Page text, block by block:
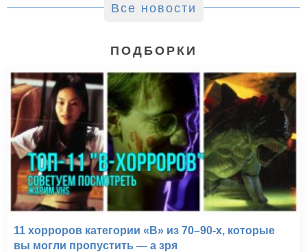
Все новости
ПОДБОРКИ
11 хорроров категории «B» из 70–90-х, которые
вы могли пропустить — а зря